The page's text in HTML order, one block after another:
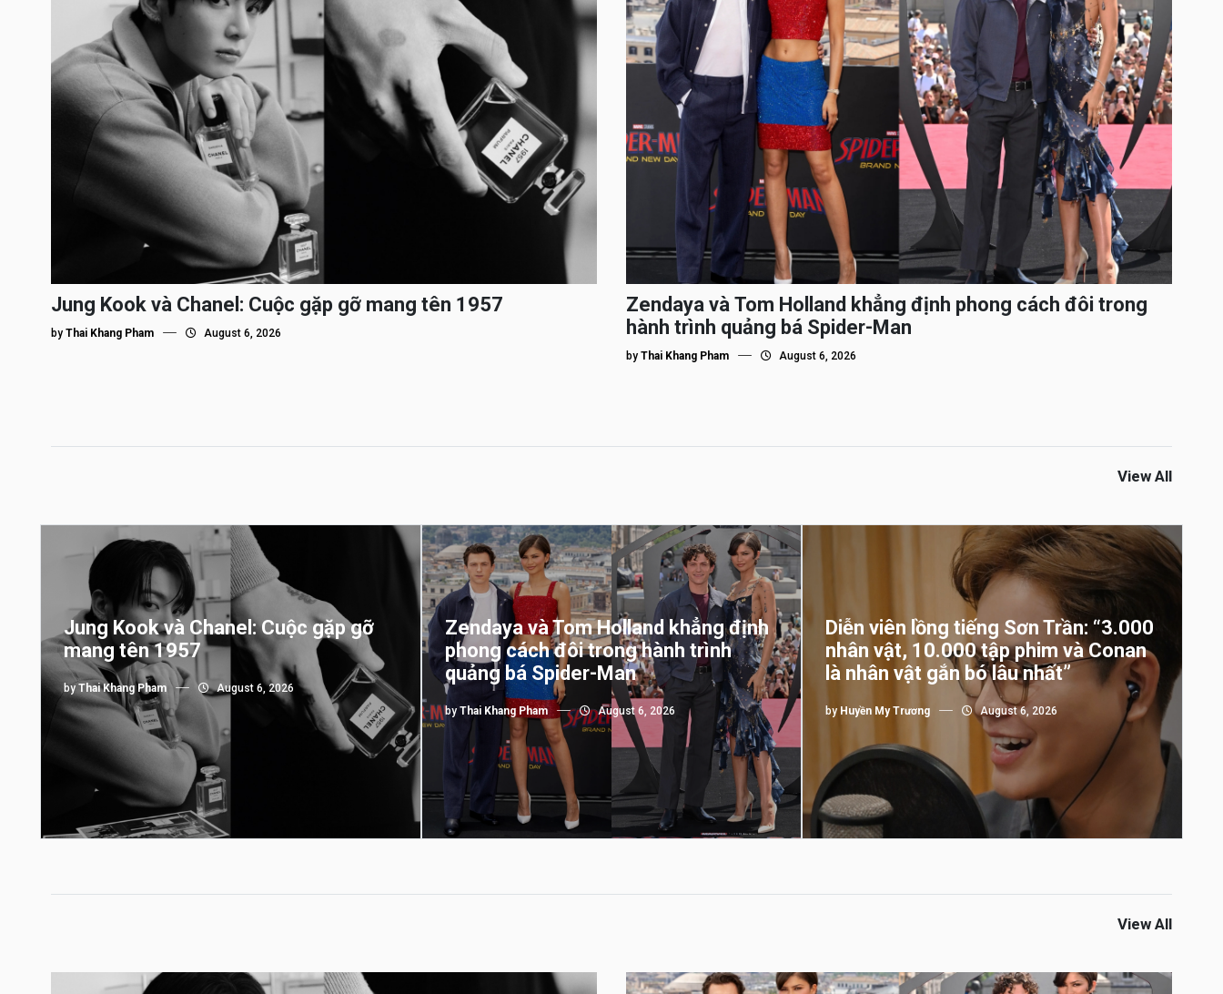
Jung Kook và Chanel: Cuộc gặp gỡ mang tên 1957
by Thai Khang Pham August 6, 2026
Zendaya và Tom Holland khẳng định phong cách đôi trong
hành trình quảng bá Spider-Man
by Thai Khang Pham August 6, 2026
View All
Jung Kook và Chanel: Cuộc gặp gỡ
mang tên 1957
by Thai Khang Pham August 6, 2026
Zendaya và Tom Holland khẳng định
phong cách đôi trong hành trình
quảng bá Spider-Man
by Thai Khang Pham August 6, 2026
Diễn viên lồng tiếng Sơn Trần: “3.000
nhân vật, 10.000 tập phim và Conan
là nhân vật gắn bó lâu nhất”
by Huyền My Trương August 6, 2026
View All